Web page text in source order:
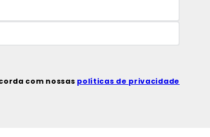
com nossas políticas de privacidade